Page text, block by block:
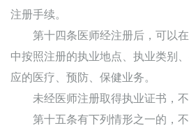
注册手续。
第十四条医师经注册后，可以在
中按照注册的执业地点、执业类别
应的医疗、预防、保健业务。
未经医师注册取得执业证书，不
第十五条有下列情形之一的，不